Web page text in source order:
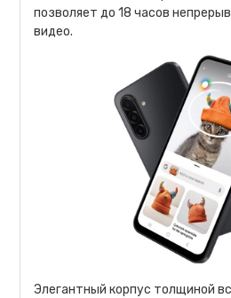
позволяет до 18 часов
видео.
Элегантный корпус толщиной